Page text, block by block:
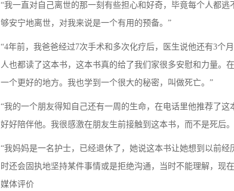
“我一直对自己离世的那一刻有些担心和好奇，毕竟每个人都
够安宁地离世，对我来说是一个有用的预备。”
“4年前，我爸爸经过7次手术和多次化疗后，医生说他还有3个
人也都读了这本书，这本书真的给了我们家很多安慰和力量。
一个更好的地方。我也学到一个很大的秘密，叫做死亡。”
“我的一个朋友得知自己还有一周的生命，在电话里他推荐了
好好陪伴他。我很感激在朋友生前接触到这本书，而不是死后
“我妈妈是一名护士，已经退休了，她说这本书让她想到以前
时还会固执地坚持某件事情或是拒绝沟通，当时不能理解，现
媒体评价